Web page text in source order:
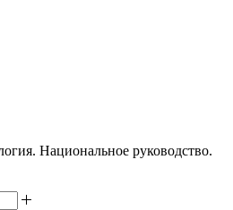
Национальное руководство.